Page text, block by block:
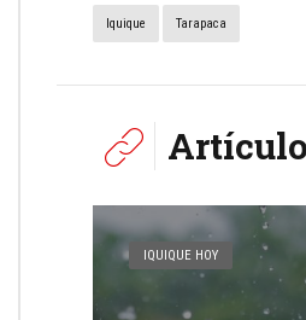
Iquique Tarapaca
IQUIQUE HOY